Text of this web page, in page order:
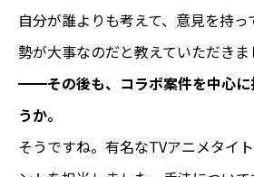
自分が誰よりも考えて、意見を持
勢が大事なのだと教えていただきま
━━その後も、コラボ案件を中心
うか。
そうですね。有名なTVアニメタイ